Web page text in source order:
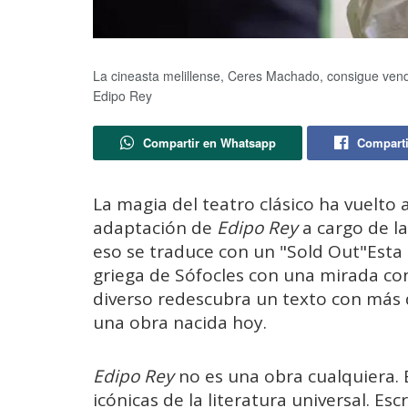
La cineasta melillense, Ceres Machado, consigue
Edipo Rey
Compartir en Whatsapp
La magia del teatro clásico ha
adaptación de Edipo Reya cargo de
eso se traduce con un "Sold
griega de Sófocles con una mirada
diverso redescubra un texto con
una obra nacida hoy.
Edipo Reyno es una obra cualquiera.
icónicas de la literatura universal.